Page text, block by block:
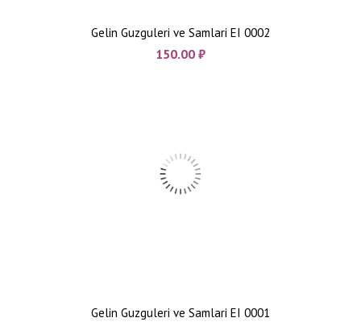
Gelin Guzguleri ve Samlari EI 0002
150.00 ₼
Gelin Guzguleri ve Samlari EI 0001